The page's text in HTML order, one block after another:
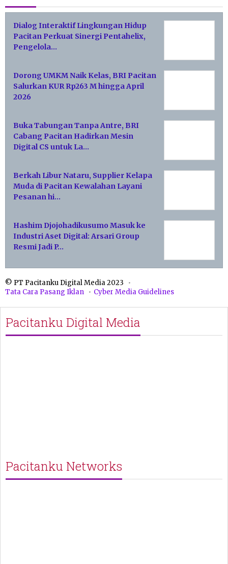
Dialog Interaktif Lingkungan Hidup
Pacitan Perkuat Sinergi Pentahelix,
Pengelola…
Dorong UMKM Naik Kelas, BRI Pacitan
Salurkan KUR Rp263 M hingga April
2026
Buka Tabungan Tanpa Antre, BRI
Cabang Pacitan Hadirkan Mesin
Digital CS untuk La…
Berkah Libur Nataru, Supplier Kelapa
Muda di Pacitan Kewalahan Layani
Pesanan hi…
Hashim Djojohadikusumo Masuk ke
Industri Aset Digital: Arsari Group
Resmi Jadi P…
© PT Pacitanku Digital Media 2023
Tata Cara Pasang Iklan
Cyber Media Guidelines
Pacitanku Digital Media
Pacitanku Networks